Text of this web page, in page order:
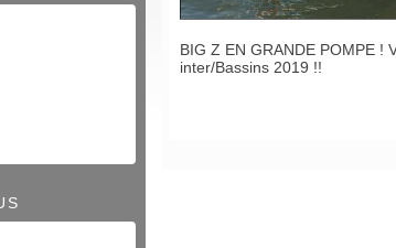
BIG Z EN GRANDE POMPE
inter/Bassins 2019 !!